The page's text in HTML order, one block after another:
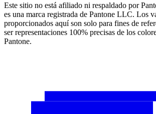
Este sitio no está afiliado ni respaldado por
es una marca registrada de Pantone LLC. Los
proporcionados aquí son solo para fines de
ser representaciones 100% precisas de los
Pantone.